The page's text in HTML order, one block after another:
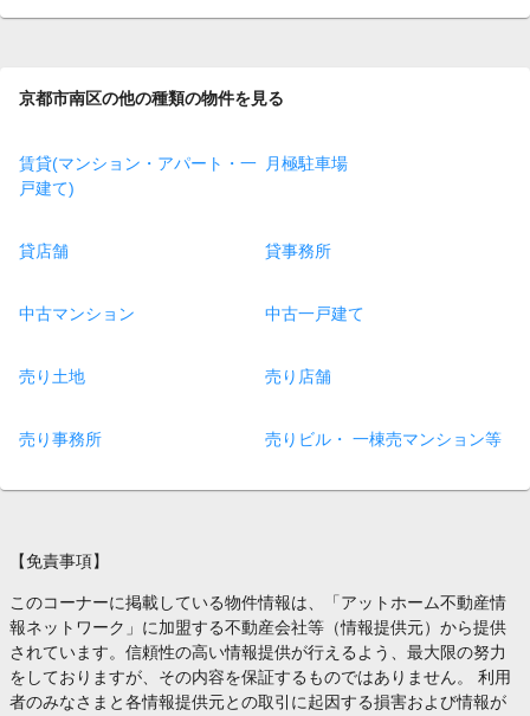
京都市南区の他の種類の物件を見る
賃貸(マンション・アパート・一
戸建て)
月極駐車場
貸店舗 貸事務所
中古マンション 中古一戸建て
売り土地 売り店舗
売り事務所 売りビル・ 一棟売マンション等
【免責事項】
このコーナーに掲載している物件情報は、「アットホーム不動産情
報ネットワーク」に加盟する不動産会社等（情報提供元）から提供
されています。信頼性の高い情報提供が行えるよう、最大限の努力
をしておりますが、その内容を保証するものではありません。 利用
者のみなさまと各情報提供元との取引に起因する損害および情報が